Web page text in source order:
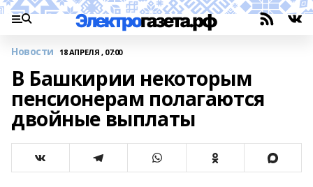
Новости 18 АПРЕЛЯ , 07:00
В Башкирии некоторым
пенсионерам полагаются
двойные выплаты